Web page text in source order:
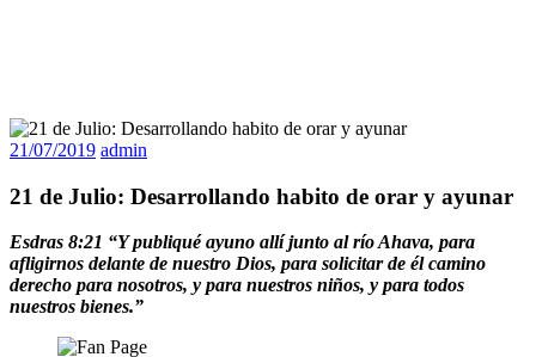
21/07/2019 admin
21 de Julio: Desarrollando habito de orar y ayunar
Esdras 8:21 “Y publiqué ayuno allí junto al río Ahava, para
afligirnos delante de nuestro Dios, para solicitar de él camino
derecho para nosotros, y para nuestros niños, y para todos
nuestros bienes.”